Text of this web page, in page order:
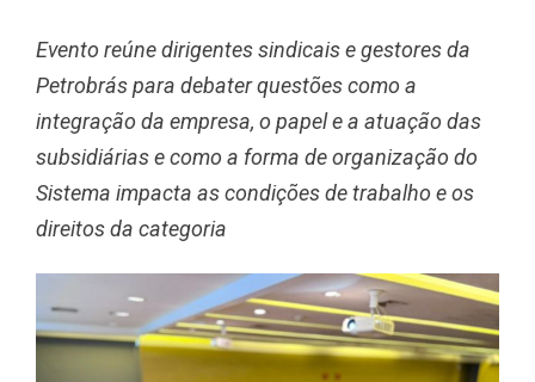
Evento reúne dirigentes sindicais e gestores da
Petrobrás para debater questões como a
integração da empresa, o papel e a atuação das
subsidiárias e como a forma de organização do
Sistema impacta as condições de trabalho e os
direitos da categoria